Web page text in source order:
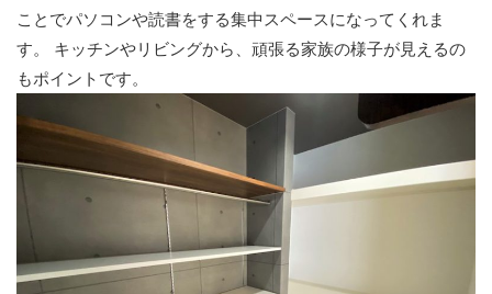
ことでパソコンや読書をする集中スペースになってくれま
す。 キッチンやリビングから、頑張る家族の様子が見えるの
もポイントです。